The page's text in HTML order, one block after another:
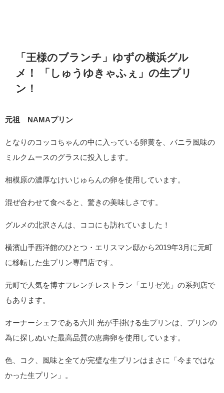
「王様のブランチ」ゆずの横浜グル
メ！ 「しゅうゆきゃふぇ」の生プリ
ン！
元祖 NAMAプリン
となりのコッコちゃんの中に入っている卵黄を、バニラ風味の
ミルクムースのグラスに投入します。
相模原の濃厚なけいじゅらんの卵を使用しています。
混ぜ合わせて食べると、驚きの美味しさです。
グルメの北沢さんは、ココにも訪れていました！
横濱山手西洋館のひとつ・エリスマン邸から2019年3月に元町
に移転した生プリン専門店です。
元町で人気を博すフレンチレストラン「エリゼ光」の系列店で
もあります。
オーナーシェフである六川 光が手掛ける生プリンは、プリンの
為に探しぬいた最高品質の恵壽卵を使用しています。
色、コク、風味と全てが完璧な生プリンはまさに「今まではな
かった生プリン」。